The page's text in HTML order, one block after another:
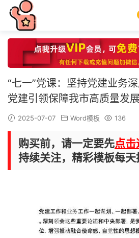
“七一”党课：坚持党建业务
党建引领保障我市高质量发展
2025-07-07 Word模板 136
购买前，请一定要先点
持续关注，精彩模板每天